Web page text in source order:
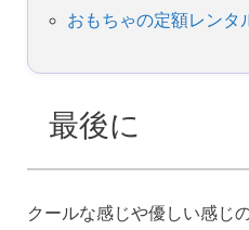
おもちゃの定額レンタ
最後に
クールな感じや優しい感じ